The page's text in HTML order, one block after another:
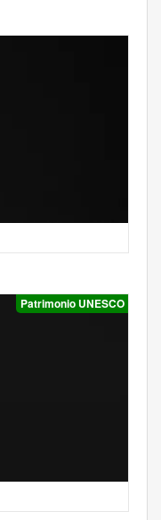
Patrimonio UNESCO